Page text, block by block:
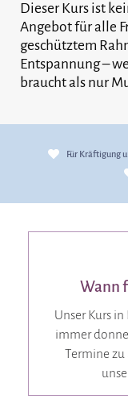
Dieser Kurs ist
Angebot für alle
geschütztem
Entspannung –
braucht als nur
Für Kräftigung
Wann
Unser Kurs
immer
Termine zu